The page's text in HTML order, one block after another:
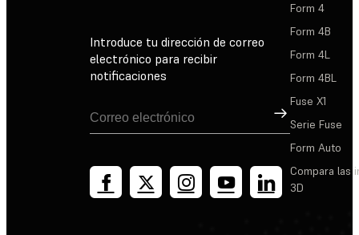
Introduce tu dirección de correo
electrónico para recibir
notificaciones
Suscribirse
Form 4
Form 4B
Form 4L
Form 4BL
Fuse X1
Serie Fuse
Form Auto
Compara las
3D